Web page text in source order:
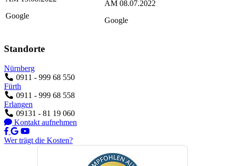
Google
AM 08.07.2022
Google
Standorte
Nürnberg
0911 - 999 68 550
Fürth
0911 - 999 68 558
Erlangen
09131 - 81 19 060
Kontakt aufnehmen
Wer trägt die Kosten?